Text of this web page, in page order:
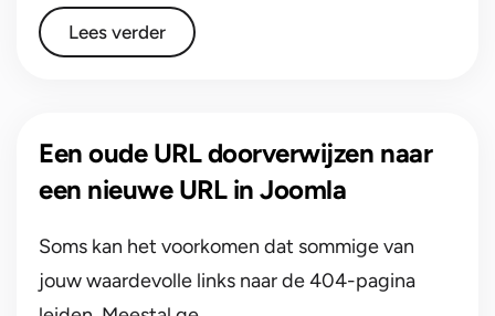
Lees verder
Een oude URL doorverwijzen naar
een nieuwe URL in Joomla
Soms kan het voorkomen dat sommige van
jouw waardevolle links naar de 404-pagina